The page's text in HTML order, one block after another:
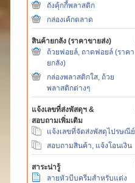
ถังคุ้กกี้พลาสติก
กล่องเค้กตลาด
สินค้ายกลัง (ราคาขายส่ง)
ถ้วยฟอยล์, ถาดฟอยล์ (ราคา
ยกลัง)
กล่องพลาสติกใส, ถ้วย
พลาสติกต่างๆ
แจ้งเลขที่ส่งพัสดุฯ &
สอบถามเพิ่มเติม
แจ้งเลขที่จัดส่งพัสดุไปรษณีย์
สอบถามสินค้า, แจ้งโอนเงิน
สาระน่ารู้
ลายหัวบีบครีมสำหรับแต่ง